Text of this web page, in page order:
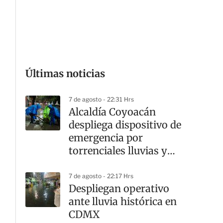
Últimas noticias
7 de agosto - 22:31 Hrs
Alcaldía Coyoacán
despliega dispositivo de
emergencia por
torrenciales lluvias y
7 de agosto - 22:17 Hrs
Despliegan operativo
ante lluvia histórica en
CDMX